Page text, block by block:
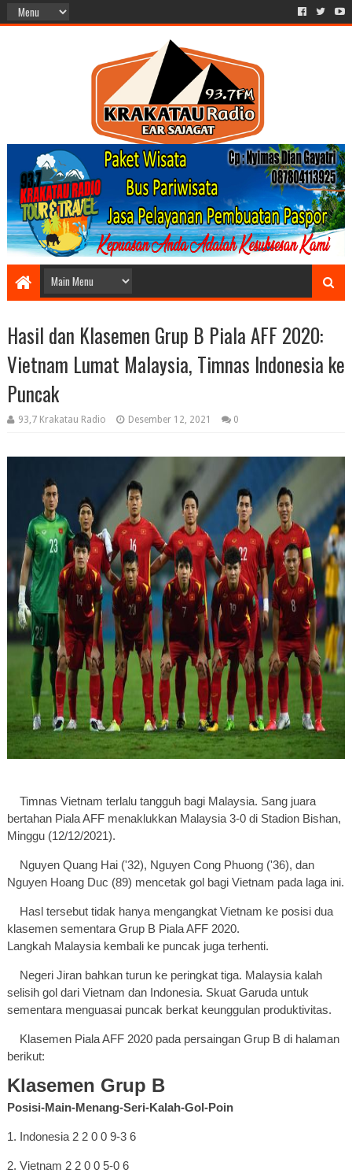
Hasil dan Klasemen Grup B Piala AFF 2020:
Vietnam Lumat Malaysia, Timnas Indonesia ke
Puncak
93,7 Krakatau Radio Desember 12, 2021 0
Timnas Vietnam terlalu tangguh bagi Malaysia. Sang juara
bertahan Piala AFF menaklukkan Malaysia 3-0 di Stadion Bishan,
Minggu (12/12/2021).
Nguyen Quang Hai ('32), Nguyen Cong Phuong ('36), dan
Nguyen Hoang Duc (89) mencetak gol bagi Vietnam pada laga ini.
Hasl tersebut tidak hanya mengangkat Vietnam ke posisi dua
klasemen sementara Grup B Piala AFF 2020.
Langkah Malaysia kembali ke puncak juga terhenti.
Negeri Jiran bahkan turun ke peringkat tiga. Malaysia kalah
selisih gol dari Vietnam dan Indonesia. Skuat Garuda untuk
sementara menguasai puncak berkat keunggulan produktivitas.
Klasemen Piala AFF 2020 pada persaingan Grup B di halaman
berikut:
Klasemen Grup B
Posisi-Main-Menang-Seri-Kalah-Gol-Poin
1. Indonesia 2 2 0 0 9-3 6
2. Vietnam 2 2 0 0 5-0 6